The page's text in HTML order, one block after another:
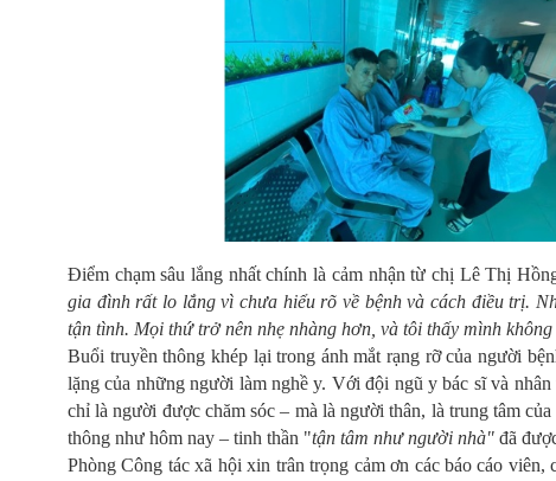
Điểm chạm sâu lắng nhất chính là cảm nhận từ chị Lê Thị
gia đình rất lo lắng vì chưa hiểu rõ về bệnh và cách điều trị.
tận tình. Mọi thứ trở nên nhẹ nhàng hơn, và tôi thấy mình
Buổi truyền thông khép lại trong ánh mắt rạng rỡ của người
lặng của những người làm nghề y. Với đội ngũ y bác sĩ và
chỉ là người được chăm sóc – mà là người thân, là trung tâm
thông như hôm nay – tinh thần "tận tâm như người nhà" đã
Phòng Công tác xã hội xin trân trọng cảm ơn các báo cáo